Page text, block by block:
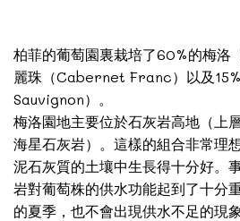
柏菲的葡萄園裏栽培了60%的梅洛
麗珠（Cabernet Franc）以及
Sauvignon）。
梅洛園地主要位於石灰岩高地（上
海星石灰岩）。這樣的組合非常理
泥石灰質的土壤中生長得十分好。
岩對葡萄株的供水功能起到了十分
的夏季，也不會出現供水不足的現